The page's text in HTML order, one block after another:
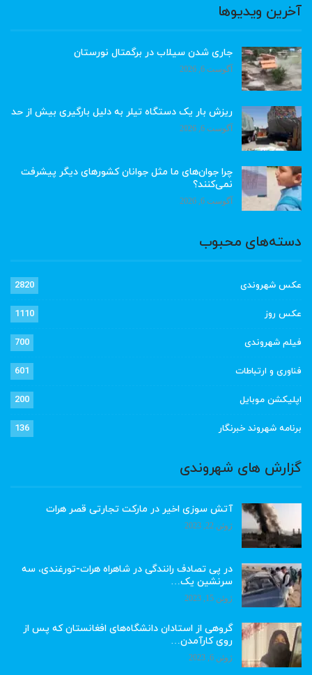
آخرین ویدیوها
جاری شدن سیلاب در برگمتال نورستان
آگوست 6, 2026
ریزش بار یک دستگاه تیلر به دلیل بارگیری بیش از حد
آگوست 6, 2026
چرا جوان‌های ما مثل جوانان کشورهای دیگر پیشرفت
نمی‌کنند؟
آگوست 6, 2026
دسته‌های محبوب
عکس شهروندی 2820
عکس روز 1110
فیلم شهروندی 700
فناوری و ارتباطات 601
اپلیکشن موبایل 200
برنامه شهروند خبرنگار 136
گزارش های شهروندی
آتش سوزی اخیر در مارکت تجارتی قصر هرات
ژوئن 22, 2023
در پی تصادف رانندگی در شاهراه هرات-تورغندی، سه
سرنشین یک…
ژوئن 15, 2023
گروهی از استادان دانشگاه‌های افغانستان که پس از
روی کارآمدن…
ژوئن 6, 2023